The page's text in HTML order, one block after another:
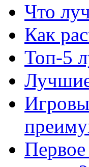
Что
Как
Топ-5